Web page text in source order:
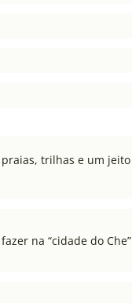
trilhas e um
na “cidade do Che”